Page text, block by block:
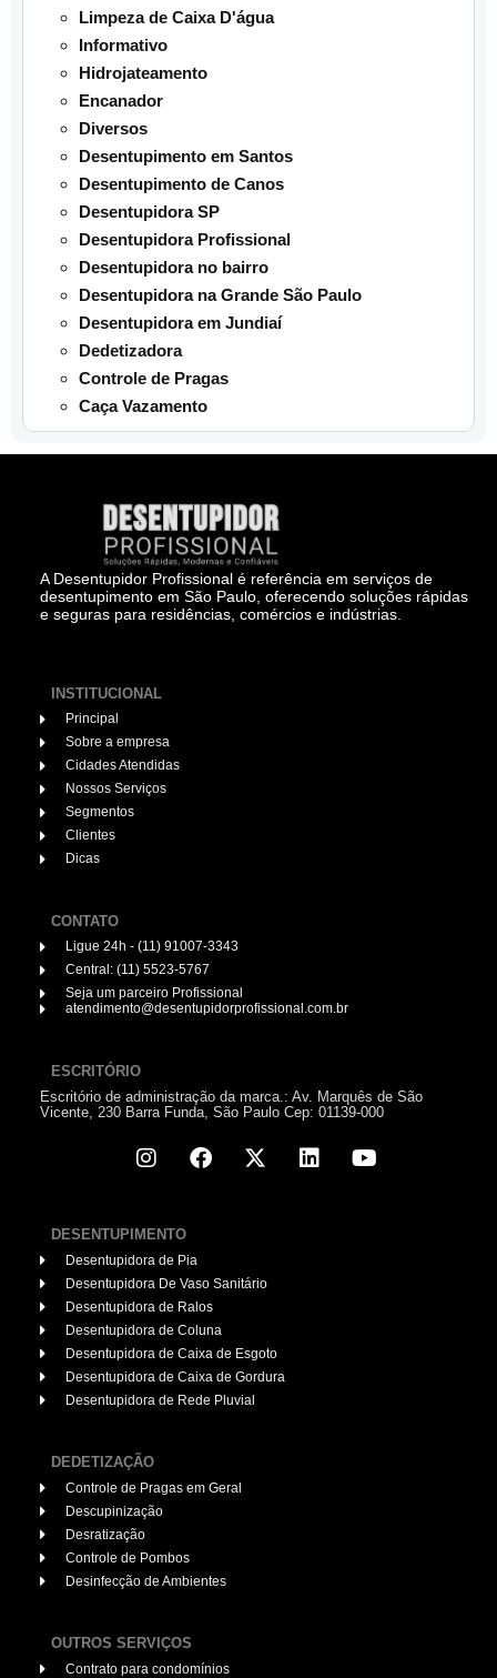
Limpeza de Caixa D'água
Informativo
Hidrojateamento
Encanador
Diversos
Desentupimento em Santos
Desentupimento de Canos
Desentupidora SP
Desentupidora Profissional
Desentupidora no bairro
Desentupidora na Grande São Paulo
Desentupidora em Jundiaí
Dedetizadora
Controle de Pragas
Caça Vazamento
A Desentupidor Profissional é referência em serviços de
desentupimento em São Paulo, oferecendo soluções rápidas
e seguras para residências, comércios e indústrias.
INSTITUCIONAL
Principal
Sobre a empresa
Cidades Atendidas
Nossos Serviços
Segmentos
Clientes
Dicas
CONTATO
Ligue 24h - (11) 91007-3343
Central: (11) 5523-5767
Seja um parceiro Profissional
atendimento@desentupidorprofissional.com.br
ESCRITÓRIO
Escritório de administração da marca.: Av. Marquês de São
Vicente, 230 Barra Funda, São Paulo Cep: 01139-000
DESENTUPIMENTO
Desentupidora de Pia
Desentupidora De Vaso Sanitário
Desentupidora de Ralos
Desentupidora de Coluna
Desentupidora de Caixa de Esgoto
Desentupidora de Caixa de Gordura
Desentupidora de Rede Pluvial
DEDETIZAÇÃO
Controle de Pragas em Geral
Descupinização
Desratização
Controle de Pombos
Desinfecção de Ambientes
OUTROS SERVIÇOS
Contrato para condomínios